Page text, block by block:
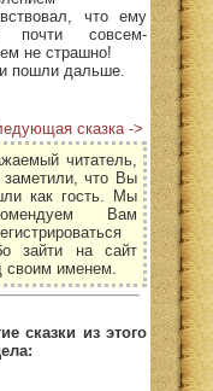
что ему
почти совсем-
не страшно!
пошли дальше.
сказка ->
читатель,
что Вы
как гость. Мы
Вам
зайти на сайт
своим именем.
сказки из этого